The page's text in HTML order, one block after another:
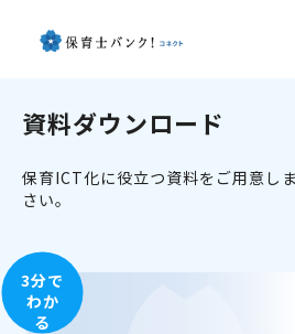
資料ダウンロード
保育ICT化に役立つ資料をご用意し
さい。
3分で
わか
る